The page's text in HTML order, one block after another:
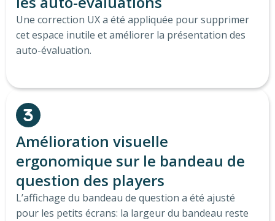
Une correction UX a été appliquée pour supprimer
cet espace inutile et améliorer la présentation des
auto-évaluation.
Amélioration visuelle
ergonomique sur le bandeau de
question des players
L’affichage du bandeau de question a été ajusté
pour les petits écrans: la largeur du bandeau reste